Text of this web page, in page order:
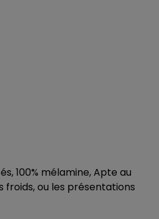
100% mélamine, Apte au
froids, ou les présentations